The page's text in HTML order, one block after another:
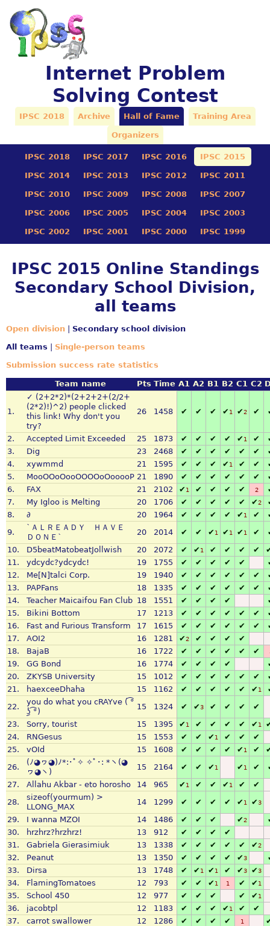
Internet Problem
Solving Contest
IPSC 2018 Archive Hall of Fame Training Area
Organizers
IPSC 2018 IPSC 2017 IPSC 2016 IPSC 2015
IPSC 2014 IPSC 2013 IPSC 2012 IPSC 2011
IPSC 2010 IPSC 2009 IPSC 2008 IPSC 2007
IPSC 2006 IPSC 2005 IPSC 2004 IPSC 2003
IPSC 2002 IPSC 2001 IPSC 2000 IPSC 1999
IPSC 2015 Online Standings
Secondary School Division,
all teams
Open division
Secondary school division
All teams
Single-person teams
Submission success rate statistics
Team name Pts Time A1 A2 B1 B2 C1 C2
1.
✓ (2+2*2)*(2+2+2+(2/2+
(2*2)!)^2) people clicked
this link! Why don't you
try?
26 1458 ✔ ✔ ✔ ✔1 ✔2 ✔
2. Accepted Limit Exceeded 25 1873 ✔ ✔ ✔ ✔ ✔1 ✔
3.
Dig 23 2468 ✔ ✔ ✔ ✔ ✔ ✔
4.
xywmmd 21 1595 ✔ ✔ ✔ ✔1 ✔ ✔
5.
MooOOoOooOOOOoOooooP 21 1890 ✔ ✔ ✔ ✔ ✔ ✔
6.
FAX 21 2102 ✔1 ✔ ✔ ✔ ✔ 2
7.
My Igloo is Melting 20 1706 ✔ ✔ ✔ ✔ ✔ ✔2
8.
∂ 20 1964 ✔ ✔ ✔ ✔ ✔1 ✔
9.
`ＡＬＲＥＡＤＹ ＨＡＶＥ
ＤＯＮＥ`
20 2014 ✔ ✔ ✔1 ✔1 ✔1 ✔
10.
D5beatMatobeatJollwish 20 2072 ✔ ✔1 ✔ ✔ ✔ ✔
11.
ydcydc?ydcydc! 19 1755 ✔ ✔ ✔ ✔ ✔
12.
Me[N]talci Corp. 19 1940 ✔ ✔ ✔ ✔ ✔ ✔
13.
PAPFans 18 1335 ✔ ✔ ✔ ✔ ✔ ✔
14.
Teacher Maicaifou Fan Club 18 1551 ✔ ✔ ✔ ✔
15.
Bikini Bottom 17 1213 ✔ ✔ ✔ ✔ ✔ ✔
16.
Fast and Furious Transform 17 1615 ✔ ✔ ✔ ✔ ✔ ✔
17.
AOI2 16 1281 ✔2 ✔ ✔ ✔
✔
18.
BajaB 16 1722 ✔ ✔ ✔ ✔ ✔ ✔
19. GG Bond 16 1774 ✔ ✔ ✔ ✔
20.
ZKYSB University 15 1012 ✔ ✔ ✔ ✔ ✔ ✔
21.
haexceeDhaha 15 1162 ✔ ✔ ✔ ✔ ✔ ✔1
22.
you do what you cRAYve ( ͡°
͜ʖ ͡°)
15 1324 ✔ ✔3 ✔ ✔ ✔
✔
23.
Sorry, tourist 15 1395 ✔1 ✔ ✔ ✔ ✔ ✔1
24.
RNGesus 15 1553 ✔ ✔ ✔1 ✔ ✔
✔
25.
vOId 15 1608 ✔ ✔ ✔ ✔ ✔1 ✔
26.
(ﾉ◕ヮ◕)ﾉ*:･ﾟ✧ ✧ﾟ･: *ヽ(◕
ヮ◕ヽ)
15 2164 ✔ ✔ ✔1 ✔1 ✔
27.
Allahu Akbar - eto horosho 14 965 ✔1 ✔ ✔ ✔1 ✔
✔
28.
sizeof(yourmum) >
LLONG_MAX
14 1299 ✔ ✔ ✔ ✔ ✔1 ✔3
29. I wanna MZOI 14 1486 ✔ ✔ ✔ ✔2
30.
hrzhrz?hrzhrz! 13 912 ✔ ✔ ✔
✔
31.
Gabriela Gierasimiuk 13 1338 ✔ ✔ ✔ ✔ ✔ ✔2
32. Peanut 13 1350 ✔ ✔ ✔ ✔ ✔3
33.
Dirsa 13 1748 ✔ ✔1 ✔1 ✔ ✔3 ✔3
34. FlamingTomatoes 12 793 ✔ ✔ ✔1 1 ✔ ✔1
35. School 450 12 977 ✔ ✔ ✔ ✔ ✔1
36. jacobtpl 12 1183 ✔ ✔ ✔ ✔1 ✔
✔
37.
carrot swallower 12 1286 ✔ ✔ ✔ ✔ 1